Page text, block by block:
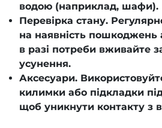
водою (наприклад, шафи).
Перевірка стану.
на наявність пошкоджень
в разі потреби вживайте
усунення.
Аксесуари.
килимки або підкладки
щоб уникнути контакту з